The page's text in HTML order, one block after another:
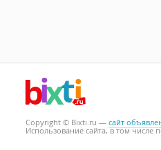
Copyright © Bixti.ru — сайт
Использование сайта, в том числе